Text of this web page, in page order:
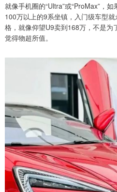
就像手机圈的“Ultra”或“ProMax”，
100万以上的9系坐镇，入门级车型
格，就像仰望U9卖到168万，不是为
觉得物超所值。